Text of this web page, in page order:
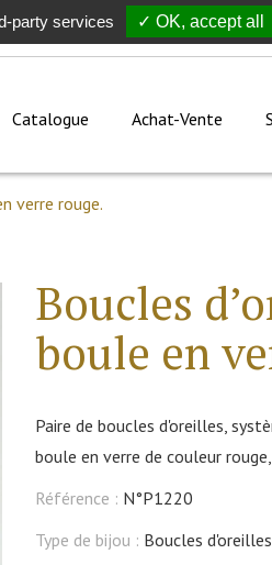
Catalogue Achat-Vente
verre rouge.
Boucles
boule en
Paire de boucles d'oreilles,
boule en verre de couleur
Référence : N°P1220
Type de bijou : Boucles
party services ✓ OK, accept all